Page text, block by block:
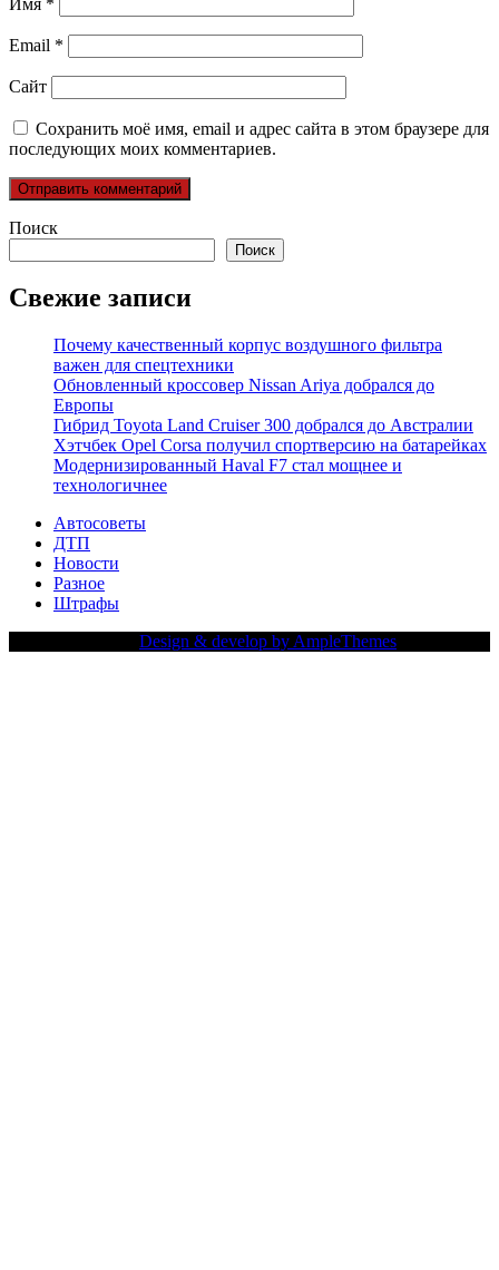
Email *
Сайт
Сохранить моё имя, email и адрес сайта в этом браузере для
последующих моих комментариев.
Поиск
Поиск
Свежие записи
Почему качественный корпус воздушного фильтра
важен для спецтехники
Обновленный кроссовер Nissan Ariya добрался до
Европы
Гибрид Toyota Land Cruiser 300 добрался до Австралии
Хэтчбек Opel Corsa получил спортверсию на батарейках
Модернизированный Haval F7 стал мощнее и
технологичнее
Автосоветы
ДТП
Новости
Разное
Штрафы
Design & develop by AmpleThemes